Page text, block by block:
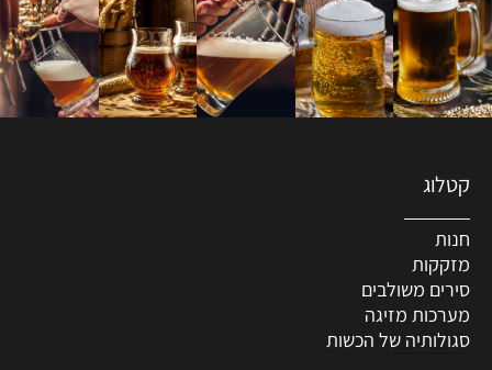
קטלוג
חנות
מזקקות
סירים משולבים
מערכות מזיגה
סגולותיה של הכשות